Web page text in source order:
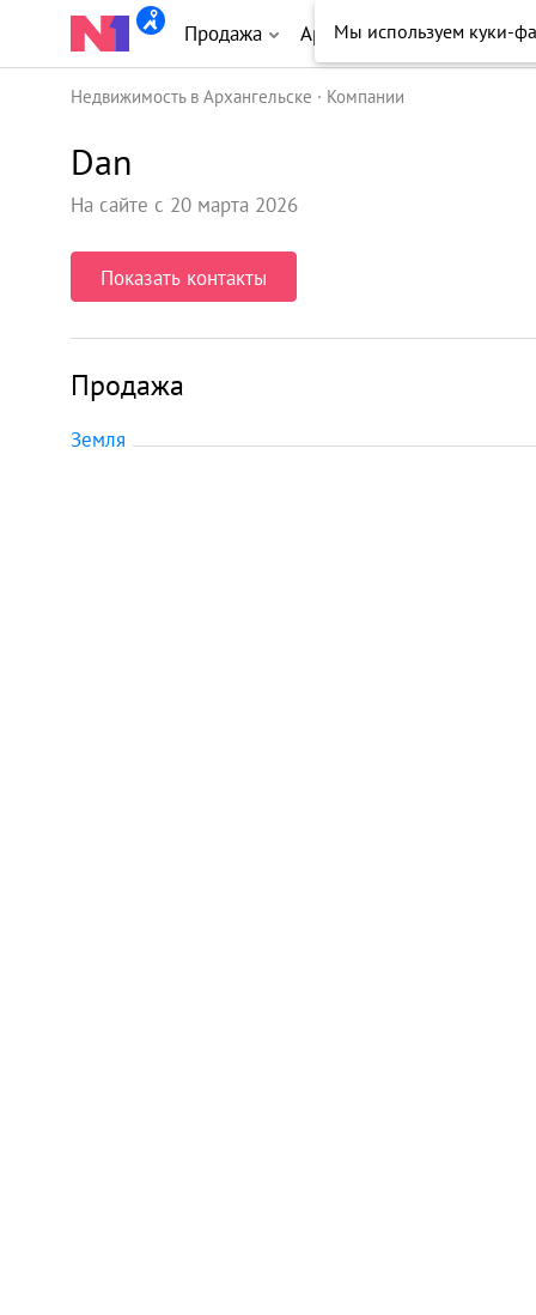
Продажа Аренда Новостройки
Недвижимость в Архангельске Компании
Dan
На сайте с 20 марта 2026
Показать контакты
Продажа
Земля
Мы используем куки-